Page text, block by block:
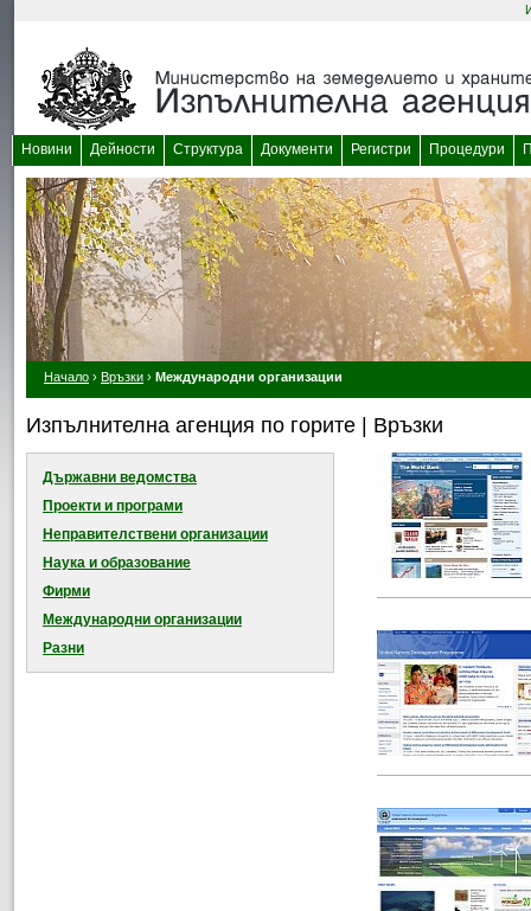
Новини Дейности Структура Документи Регистри Процедури
Начало › Връзки › Международни организации
Изпълнителна агенция по горите | Връзки
Държавни ведомства
Проекти и програми
Неправителствени организации
Наука и образование
Фирми
Международни организации
Разни